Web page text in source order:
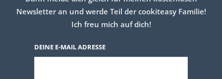
Newsletter an und werde Teil der cookiteasy Familie!
Ich freu mich auf dich!
DEINE E-MAIL ADRESSE